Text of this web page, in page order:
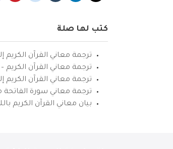
كتب لها صلة
ترجمة معاني القرآن الكريم
ترجمة معاني القرآن الكريم
ترجمة معاني القرآن
ترجمة معاني سورة الفاتحة
بيان معاني القرآن الكريم